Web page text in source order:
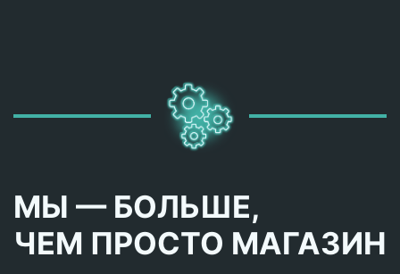
МЫ — БОЛЬШЕ,
ЧЕМ ПРОСТО МАГАЗИН